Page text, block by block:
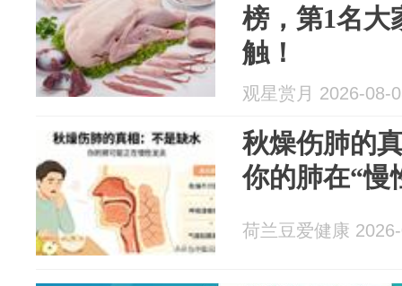
榜，第1名大
触！
观星赏月 2026-08-
秋燥伤肺的
你的肺在“慢
荷兰豆爱健康